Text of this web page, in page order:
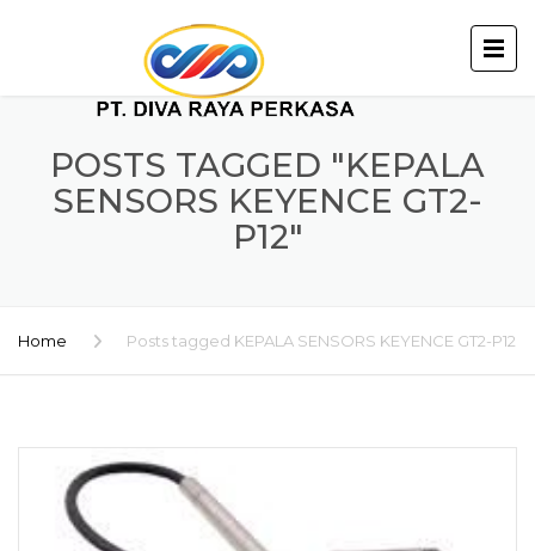
POSTS TAGGED "KEPALA
SENSORS KEYENCE GT2-
P12"
Home Posts tagged KEPALA SENSORS KEYENCE GT2-P12